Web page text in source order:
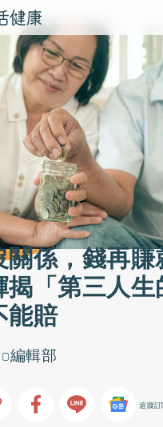
關係，錢再
「第三人生
能賠
編輯部
追蹤訂